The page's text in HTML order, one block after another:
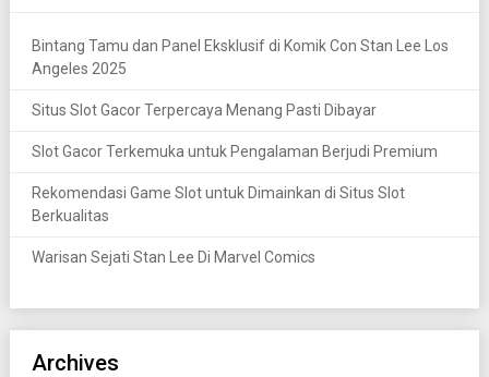
Bintang Tamu dan Panel Eksklusif di Komik Con Stan Lee Los
Angeles 2025
Situs Slot Gacor Terpercaya Menang Pasti Dibayar
Slot Gacor Terkemuka untuk Pengalaman Berjudi Premium
Rekomendasi Game Slot untuk Dimainkan di Situs Slot
Berkualitas
Warisan Sejati Stan Lee Di Marvel Comics
Archives